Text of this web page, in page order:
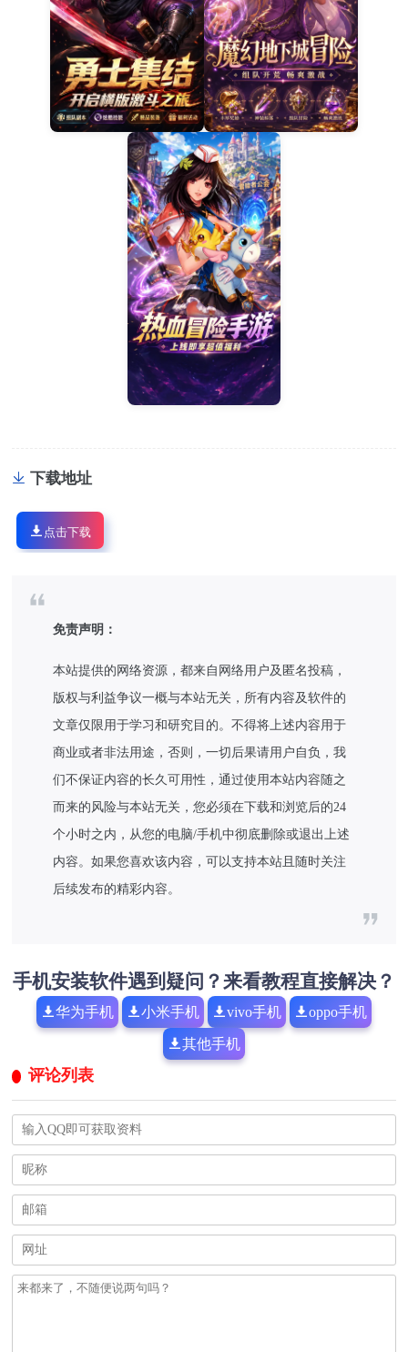
下载地址
点击下载
免责声明：
本站提供的网络资源，都来自网络用户及匿名投稿，
版权与利益争议一概与本站无关，所有内容及软件的
文章仅限用于学习和研究目的。不得将上述内容用于
商业或者非法用途，否则，一切后果请用户自负，我
们不保证内容的长久可用性，通过使用本站内容随之
而来的风险与本站无关，您必须在下载和浏览后的24
个小时之内，从您的电脑/手机中彻底删除或退出上述
内容。如果您喜欢该内容，可以支持本站且随时关注
后续发布的精彩内容。
手机安装软件遇到疑问？来看教程直接解决？
华为手机 小米手机 vivo手机 oppo手机
其他手机
评论列表